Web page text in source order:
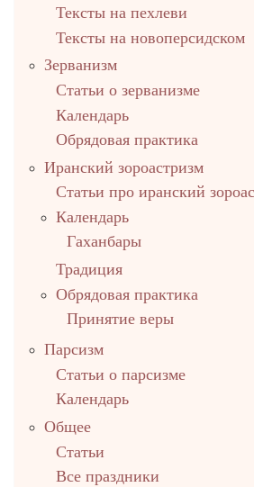
Тексты на пехлеви
Тексты на новоперсидском
Зерванизм
Статьи о зерванизме
Календарь
Обрядовая практика
Иранский зороастризм
Статьи про иранский
Календарь
Гаханбары
Традиция
Обрядовая практика
Принятие веры
Парсизм
Статьи о парсизме
Календарь
Общее
Статьи
Все праздники